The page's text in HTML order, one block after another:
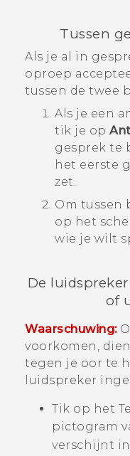
Tussen
Als je al in
oproep
tussen de twee
Als je een
tik je op
gesprek te
het eerste
zet.
Om tussen
op het
wie je wilt
De
of
Waarschuwing:
voorkomen,
tegen je oor te
luidspreker
Tik op het
pictogram
verschijnt